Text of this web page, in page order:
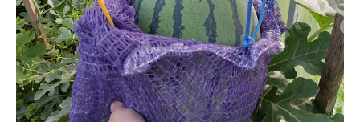
Махровые цветки - диаметром шесть сантиметров. Цветёт в
июле не менее трёх недель. Oчень ароматный, что редко
встречается у сортовых особeй. Не бойтесь подстригать - он
это любит. Если не знаете, чем украсить свой сад, сажайте
чубушник, не пожалеете!». «Жемчужные» цветы Валентина
сушит и зимой добавляет в чай. Следующей весной планирует
приобрести в питомнике ещё один сорт чубушника – «Зоя
Космодемьянская». Выбрала его по фото: понравилось, что
полураскрытые бутончики «Зои» похожи на круглые пуговки.